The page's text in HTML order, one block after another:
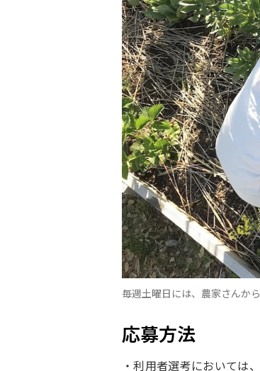
毎週土曜日には、農家さんか
応募方法
・利用者選考においては